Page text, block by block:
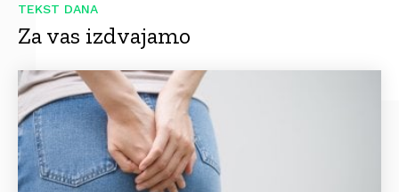
TEKST DANA
Za vas izdvajamo